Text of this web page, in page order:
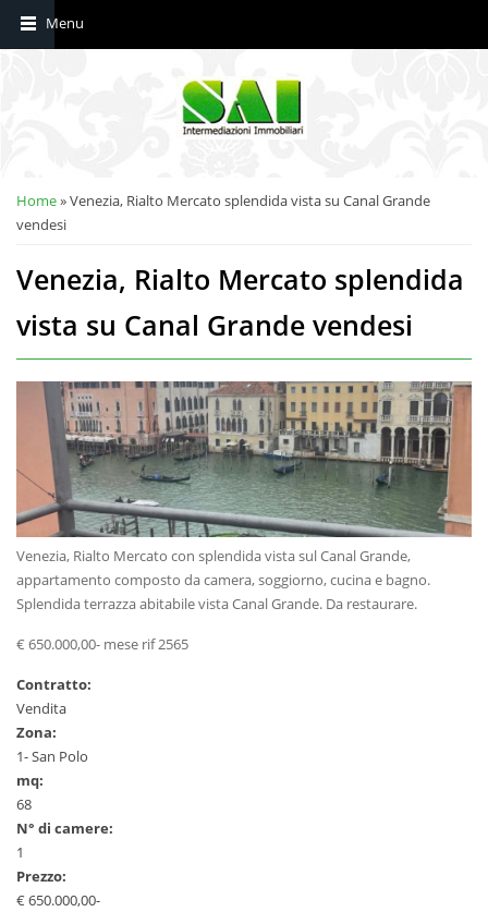
Tu sei qui
Home» Venezia, Rialto Mercato splendida vista su Canal Grande
vendesi
Venezia, Rialto Mercato splendida
vista su Canal Grande vendesi
Venezia, Rialto Mercato con splendida vista sul Canal Grande,
appartamento composto da camera, soggiorno, cucina e bagno.
Splendida terrazza abitabile vista Canal Grande. Da restaurare.
€ 650.000,00- mese rif 2565
Contratto:
Vendita
Zona:
1- San Polo
mq:
68
N° di camere:
1
Prezzo:
€ 650.000,00-